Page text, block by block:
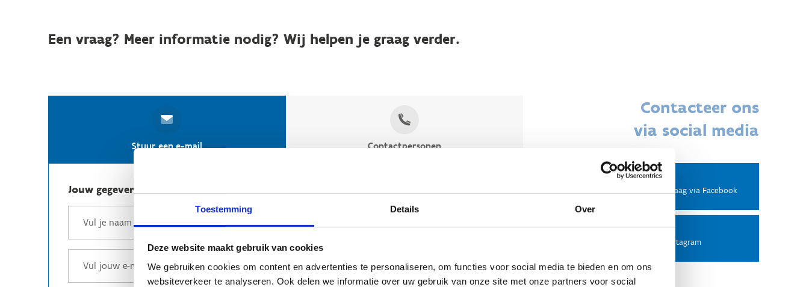
Toestemming Details Over
Deze website maakt gebruik van cookies
We gebruiken cookies om content en advertenties te personaliseren, om functies voor social media te bieden en om ons
websiteverkeer te analyseren. Ook delen we informatie over uw gebruik van onze site met onze partners voor social
Een vraag? Meer informatie nodig? Wij helpen je graag verder.
Stuur een e-mail Contactpersonen
Jouw gegevens
Contacteer ons
via social media
Facebook
Stel ons een vraag via Facebook
Instagram
Volg ons op Instagram